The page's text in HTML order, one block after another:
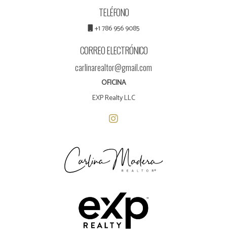
TELÉFONO
+1 786 956 9085
CORREO ELECTRÓNICO
carlinarealtor@gmail.com
OFICINA
EXP Realty LLC